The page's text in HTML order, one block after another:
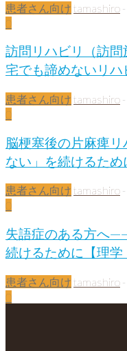
患者さん向け tamashiro -
0
訪問リハビリ（訪
宅でも諦めないリハ
患者さん向け tamashiro -
0
脳梗塞後の片麻痺
ない」を続けるため
患者さん向け tamashiro -
0
失語症のある方へ
続けるために【理学
患者さん向け tamashiro -
0